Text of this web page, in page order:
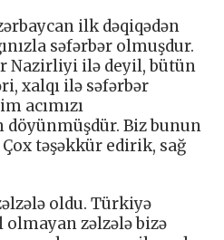
ilk dəqiqədən
səfərbər olmuşdur.
Nazirliyi ilə deyil, bütün
xalqı ilə səfərbər
acımızı
Biz bunun
təşəkkür edirik, sağ
oldu. Türkiyə
zəlzələ bizə